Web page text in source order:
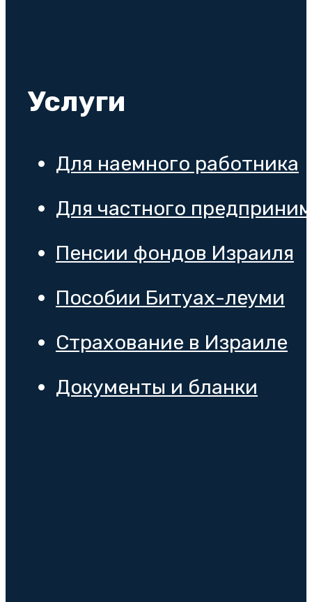
Услуги
Для наемного работника
Для частного
Пенсии фондов Израиля
Пособии Битуах-леуми
Страхование в Израиле
Документы и бланки